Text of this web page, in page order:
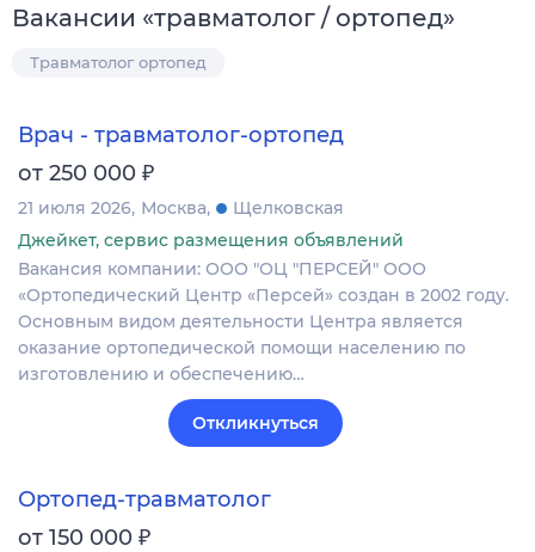
Вакансии «травматолог / ортопед»
Травматолог ортопед
Врач - травматолог-ортопед
от 250 000 ₽
21 июля 2026 Москва
Щелковская
Джейкет, сервис размещения объявлений
Вакансия компании: ООО "ОЦ "ПЕРСЕЙ" ООО
«Ортопедический Центр «Персей» создан в 2002 году.
Основным видом деятельности Центра является
оказание ортопедической помощи населению по
изготовлению и обеспечению…
Откликнуться
Ортопед-травматолог
от 150 000 ₽